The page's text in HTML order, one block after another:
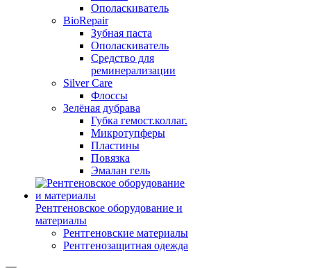
Ополаскиватель
BioRepair
Зубная паста
Ополаскиватель
Средство для
реминерализации
Silver Care
Флоссы
Зелёная дубрава
Губка гемост.коллаг.
Микротупферы
Пластины
Повязка
Эмалан гель
Рентгеновское оборудование и
материалы
Рентгеновские материалы
Рентгенозащитная одежда